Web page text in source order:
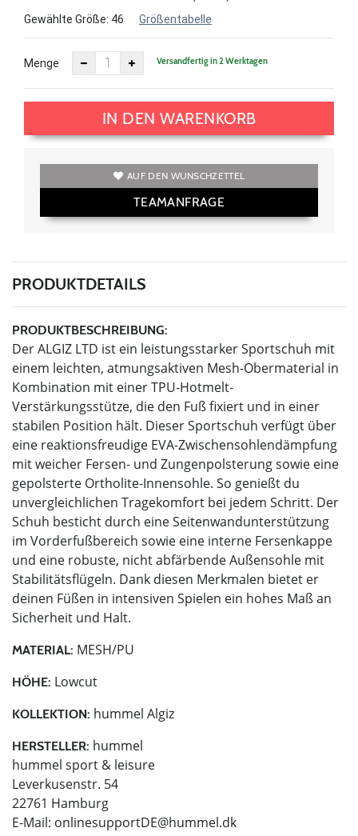
Gewählte Größe: 46 Größentabelle
Menge Versandfertig in 2 Werktagen
IN DEN WARENKORB
AUF DEN WUNSCHZETTEL
TEAMANFRAGE
PRODUKTDETAILS
PRODUKTBESCHREIBUNG:
Der ALGIZ LTD ist ein leistungsstarker Sportschuh mit
einem leichten, atmungsaktiven Mesh-Obermaterial in
Kombination mit einer TPU-Hotmelt-
Verstärkungsstütze, die den Fuß fixiert und in einer
stabilen Position hält. Dieser Sportschuh verfügt über
eine reaktionsfreudige EVA-Zwischensohlendämpfung
mit weicher Fersen- und Zungenpolsterung sowie eine
gepolsterte Ortholite-Innensohle. So genießt du
unvergleichlichen Tragekomfort bei jedem Schritt. Der
Schuh besticht durch eine Seitenwandunterstützung
im Vorderfußbereich sowie eine interne Fersenkappe
und eine robuste, nicht abfärbende Außensohle mit
Stabilitätsflügeln. Dank diesen Merkmalen bietet er
deinen Füßen in intensiven Spielen ein hohes Maß an
Sicherheit und Halt.
MATERIAL: MESH/PU
HÖHE: Lowcut
KOLLEKTION: hummel Algiz
HERSTELLER: hummel
hummel sport & leisure
Leverkusenstr. 54
22761 Hamburg
E-Mail: onlinesupportDE@hummel.dk